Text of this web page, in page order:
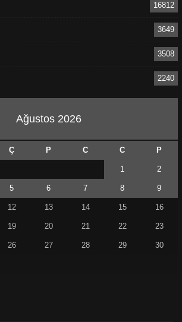
16812
3649
3508
2240
Ağustos 2026
Ç P C C P
1 2
5 6 7 8 9
12 13 14 15 16
19 20 21 22 23
26 27 28 29 30